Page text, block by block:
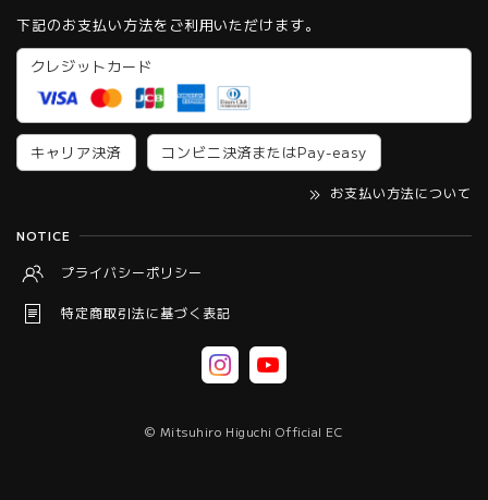
下記のお支払い方法をご利用いただけます。
クレジットカード
キャリア決済 コンビニ決済またはPay-easy
お支払い方法について
NOTICE
プライバシーポリシー
特定商取引法に基づく表記
© Mitsuhiro Higuchi Official EC